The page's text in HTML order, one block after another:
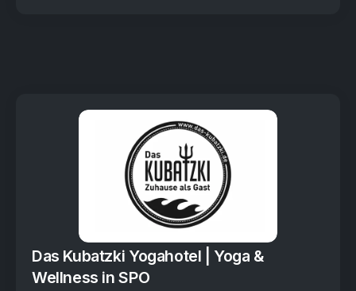
Das Kubatzki Yogahotel | Yoga &
Wellness in SPO